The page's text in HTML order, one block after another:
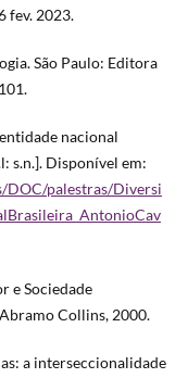
fev. 2023.
São Paulo: Editora
nacional
s.n.]. Disponível em:
DOC/palestras/Diversi
e Sociedade
Collins, 2000.
a interseccionalidade